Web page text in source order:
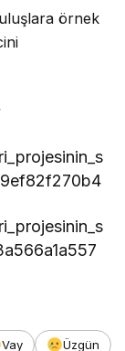
örnek
Vay
Üzgün